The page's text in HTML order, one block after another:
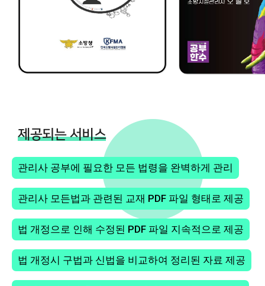
제공되는 서비스
관리사 공부에 필요한 모든 법령을 완벽하게 관리
관리사 모든법과 관련된 교재 PDF 파일 형태로 제공
법 개정으로 인해 수정된 PDF 파일 지속적으로 제공
법 개정시 구법과 신법을 비교하여 정리된 자료 제공